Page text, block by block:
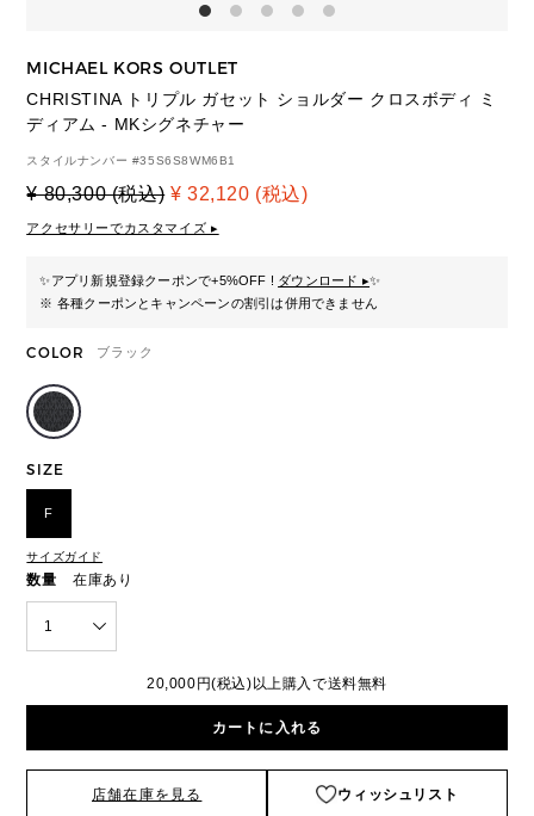
MICHAEL KORS OUTLET
CHRISTINA トリプル ガセット ショルダー クロスボディ ミ
ディアム - MKシグネチャー
スタイルナンバー #35S6S8WM6B1
¥ 80,300 (税込) ¥ 32,120 (税込)
アクセサリーでカスタマイズ ▸
✨アプリ新規登録クーポンで+5%OFF ! ダウンロード ▸✨
※ 各種クーポンとキャンペーンの割引は併用できません
COLOR ブラック
SIZE
F
サイズガイド
数量 在庫あり
1
20,000円(税込)以上購入で送料無料
カートに入れる
店舗在庫を見る ウィッシュリスト